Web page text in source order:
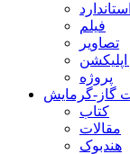
فیلم
تصاویر
اپلیکشن
پروژه
گاز-گرمایش
کتاب
مقالات
هندبوک